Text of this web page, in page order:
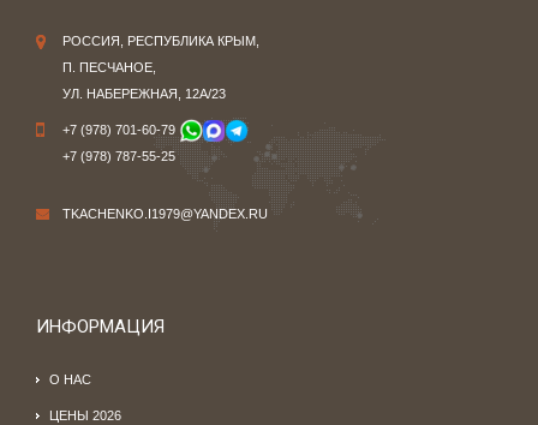
РОССИЯ, РЕСПУБЛИКА КРЫМ,
П. ПЕСЧАНОЕ,
УЛ. НАБЕРЕЖНАЯ, 12А/23
+7 (978) 701-60-79
+7 (978) 787-55-25
TKACHENKO.I1979@YANDEX.RU
ИНФОРМАЦИЯ
О НАС
ЦЕНЫ 2026